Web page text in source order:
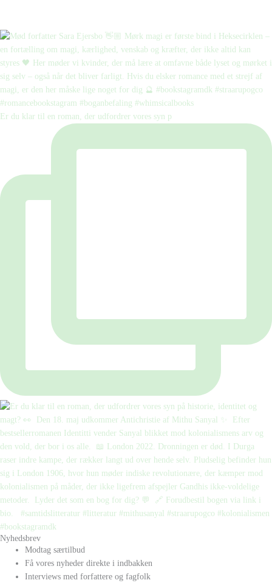
Er du klar til en roman, der udfordrer vores syn p
Nyhedsbrev
Modtag særtilbud
Få vores nyheder direkte i indbakken
Interviews med forfattere og fagfolk